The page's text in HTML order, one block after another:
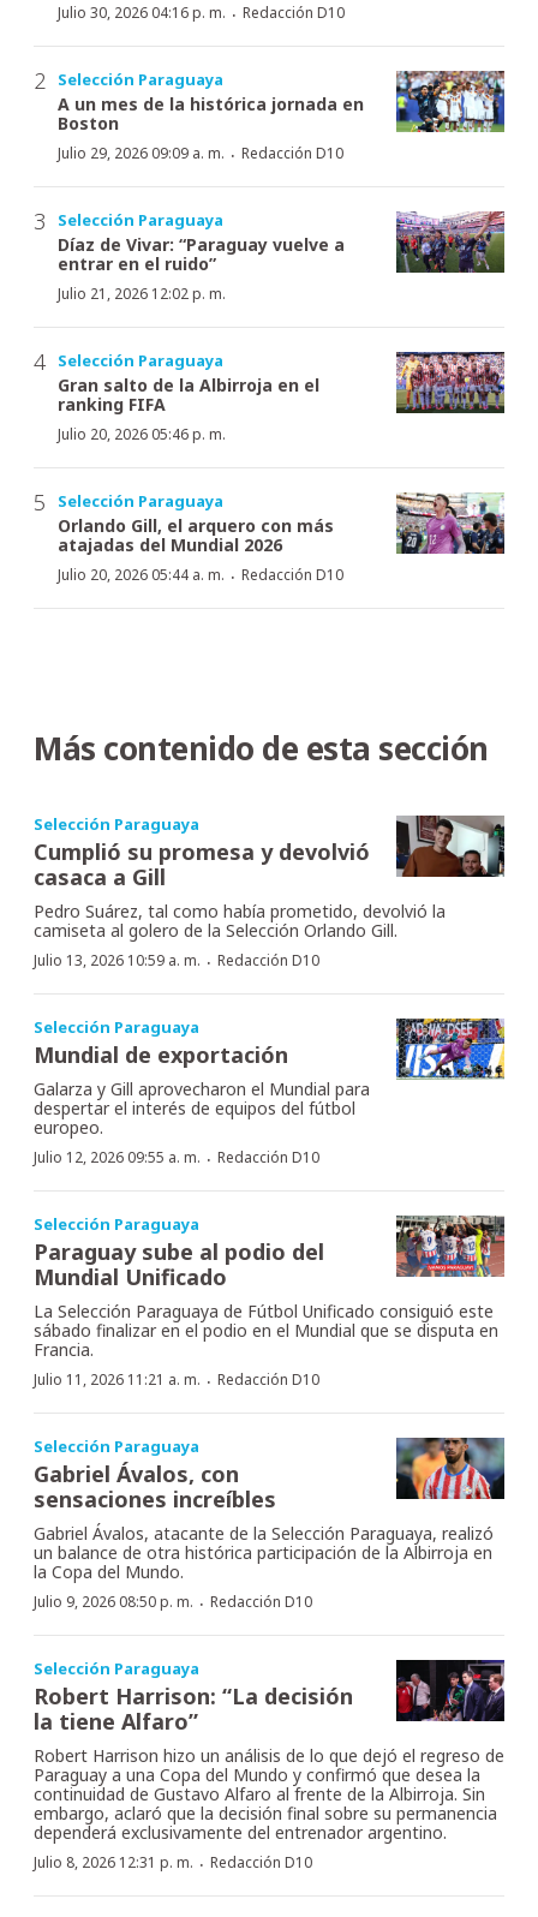
Julio 30, 2026 04:16 p. m. · Redacción D10
Selección Paraguaya
A un mes de la histórica jornada en
Boston
Julio 29, 2026 09:09 a. m. · Redacción D10
Selección Paraguaya
Díaz de Vivar: “Paraguay vuelve a
entrar en el ruido”
Julio 21, 2026 12:02 p. m.
Selección Paraguaya
Gran salto de la Albirroja en el
ranking FIFA
Julio 20, 2026 05:46 p. m.
Selección Paraguaya
Orlando Gill, el arquero con más
atajadas del Mundial 2026
Julio 20, 2026 05:44 a. m. · Redacción D10
Más contenido de esta sección
Selección Paraguaya
Cumplió su promesa y devolvió
casaca a Gill
Pedro Suárez, tal como había prometido, devolvió la
camiseta al golero de la Selección Orlando Gill.
Julio 13, 2026 10:59 a. m. · Redacción D10
Selección Paraguaya
Mundial de exportación
Galarza y Gill aprovecharon el Mundial para
despertar el interés de equipos del fútbol
europeo.
Julio 12, 2026 09:55 a. m. · Redacción D10
Selección Paraguaya
Paraguay sube al podio del
Mundial Unificado
La Selección Paraguaya de Fútbol Unificado consiguió este
sábado finalizar en el podio en el Mundial que se disputa en
Francia.
Julio 11, 2026 11:21 a. m. · Redacción D10
Selección Paraguaya
Gabriel Ávalos, con
sensaciones increíbles
Gabriel Ávalos, atacante de la Selección Paraguaya, realizó
un balance de otra histórica participación de la Albirroja en
la Copa del Mundo.
Julio 9, 2026 08:50 p. m. · Redacción D10
Selección Paraguaya
Robert Harrison: “La decisión
la tiene Alfaro”
Robert Harrison hizo un análisis de lo que dejó el regreso de
Paraguay a una Copa del Mundo y confirmó que desea la
continuidad de Gustavo Alfaro al frente de la Albirroja. Sin
embargo, aclaró que la decisión final sobre su permanencia
dependerá exclusivamente del entrenador argentino.
Julio 8, 2026 12:31 p. m. · Redacción D10